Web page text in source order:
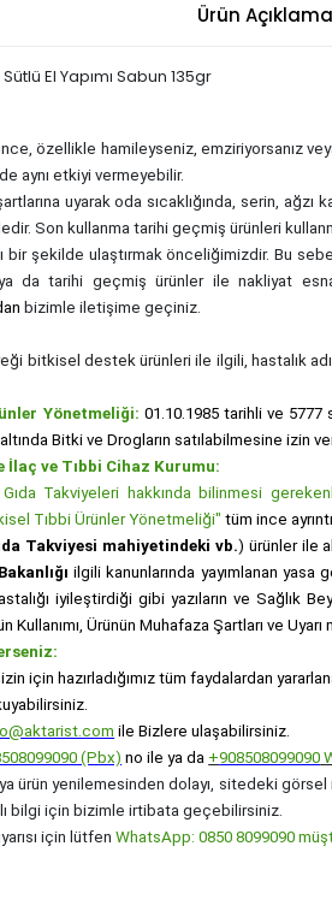
Ürün
El Yapımı Sabun 135gr
özellikle hamileyseniz, emziriyorsanız
aynı etkiyi vermeyebilir.
uyarak oda sıcaklığında, serin, ağzı
Son kullanma tarihi geçmiş ürünleri
bir şekilde ulaştırmak önceliğimizdir. Bu
da tarihi geçmiş ürünler ile nakliyat
bizimle iletişime geçiniz.
bitkisel destek ürünleri ile ilgili, hastalık
Yönetmeliği: 01.10.1985 tarihli ve 5777
Bitki ve Drogların satılabilmesine izin
İlaç ve Tıbbi Cihaz Kurumu:
Takviyeleri hakkında bilinmesi
Tıbbi Ürünler Yönetmeliği" tüm ince
Takviyesi mahiyetindeki vb.) ürünler ile
ilgili kanunlarında yayımlanan yasa
iyileştirdiği gibi yazıların ve Sağlık
Kullanımı, Ürünün Muhafaza Şartları ve
için hazırladığımız tüm faydalardan
ile Bizlere ulaşabilirsiniz.
(Pbx) no ile ya da +908508099090
ürün yenilemesinden dolayı, sitedeki
bilgi için bizimle irtibata geçebilirsiniz.
için lütfenWhatsApp: 0850 8099090